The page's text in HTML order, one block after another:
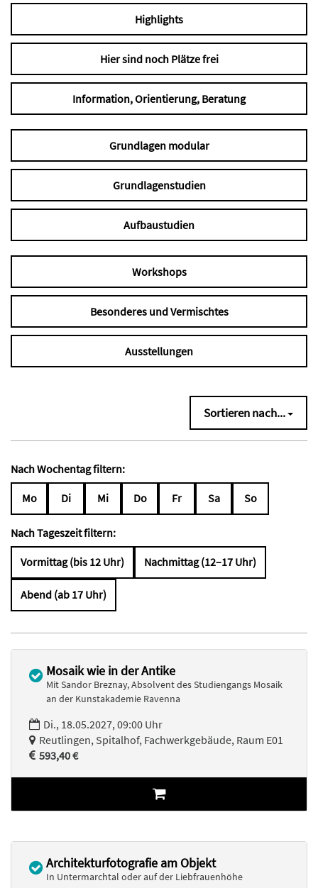
Highlights
Hier sind noch Plätze frei
Information, Orientierung, Beratung
Grundlagen modular
Grundlagenstudien
Aufbaustudien
Workshops
Besonderes und Vermischtes
Ausstellungen
Sortieren nach...
Nach Wochentag filtern:
Mo Di Mi Do Fr Sa So
Nach Tageszeit filtern:
Vormittag (bis 12 Uhr) Nachmittag (12–17 Uhr)
Abend (ab 17 Uhr)
Mosaik wie in der Antike
Mit Sandor Breznay, Absolvent des Studiengangs Mosaik
an der Kunstakademie Ravenna
Di., 18.05.2027, 09:00 Uhr
Reutlingen, Spitalhof, Fachwerkgebäude, Raum E01
593,40 €
Architekturfotografie am Objekt
In Untermarchtal oder auf der Liebfrauenhöhe